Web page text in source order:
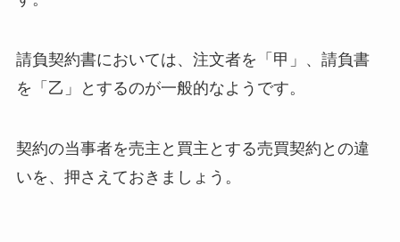
請負契約書においては、注文者を「甲」、請負書
を「乙」とするのが一般的なようです。
契約の当事者を売主と買主とする売買契約との違
いを、押さえておきましょう。